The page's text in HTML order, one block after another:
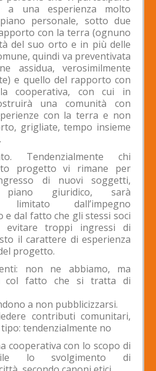
a una esperienza molto
personale, sotto due
con la terra (ognuno
del suo orto e in più delle
quindi va preventivata
assidua, verosimilmente
e quello del rapporto con
cooperativa, con cui in
una comunità con
con la terra e non
grigliate, tempo insieme
Tendenzialmente chi
progetto vi rimane per
di nuovi soggetti,
giuridico, sarà
limitato dall’impegno
e dal fatto che gli stessi soci
evitare troppi ingressi di
il carattere di esperienza
progetto.
non ne abbiamo, ma
col fatto che si tratta di
a non pubblicizzarsi.
contributi comunitari,
tendenzialmente no
cooperativa con lo scopo di
lo svolgimento di